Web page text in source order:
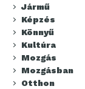
Jármű
Képzés
Könnyű
Kultúra
Mozgás
Mozgásban
Otthon